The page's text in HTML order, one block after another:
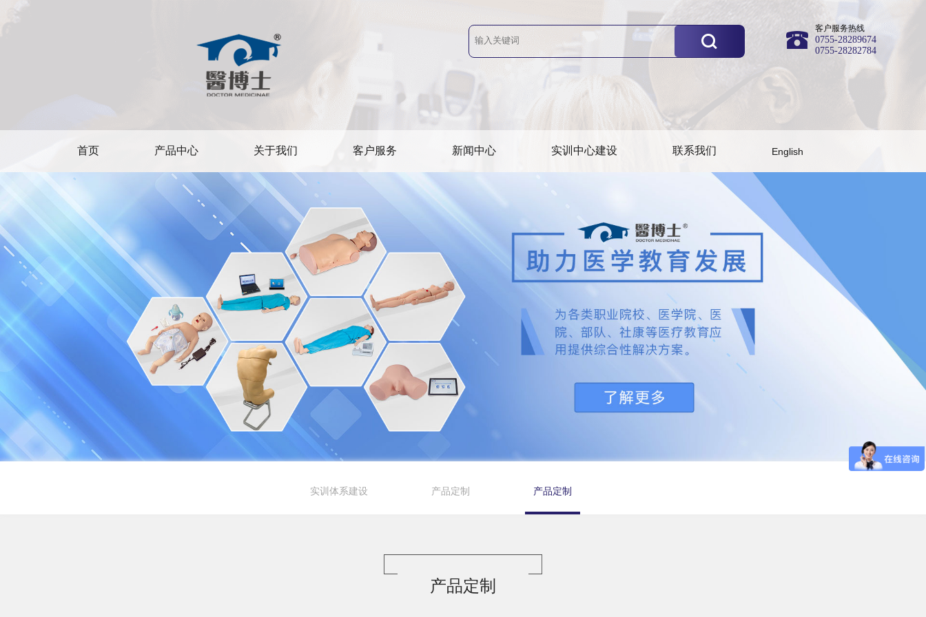
客户服务热线
0755-28289674
0755-28282784
首页 产品中心 关于我们 客户服务 新闻中心 实训中心建设 联系我们 English
实训体系建设 产品定制 产品定制
产品定制